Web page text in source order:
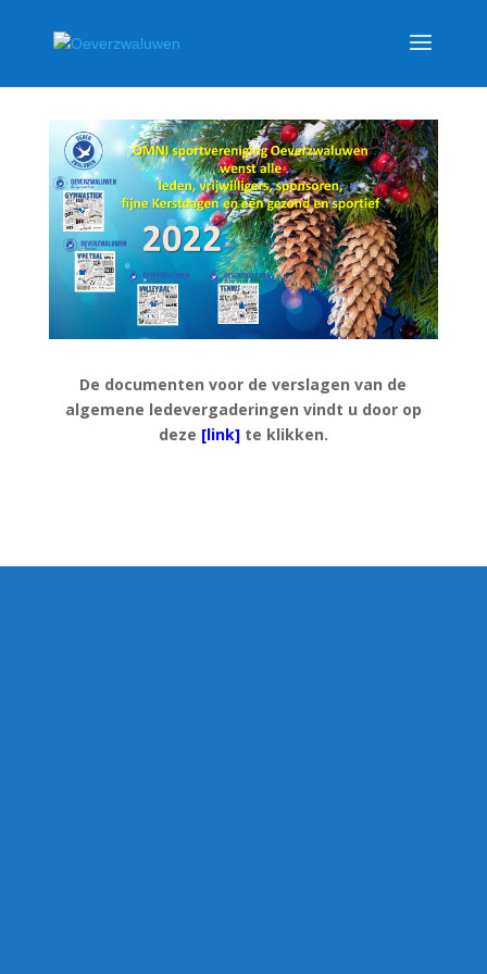
De documenten voor de verslagen van de
algemene ledevergaderingen vindt u door op
deze [link] te klikken.